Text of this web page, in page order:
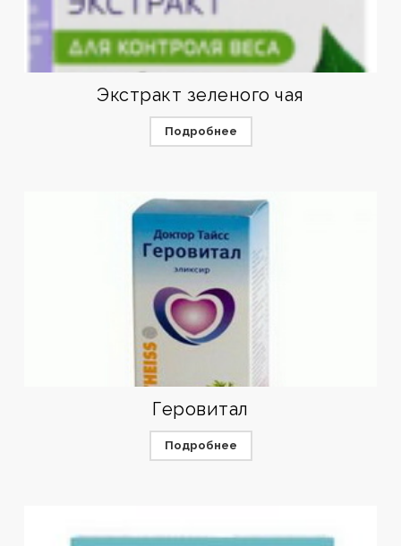
Экстракт зеленого чая
Подробнее
Геровитал
Подробнее